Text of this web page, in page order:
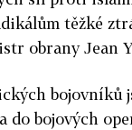
těžké
obrany Jean
bojovníků
do bojových